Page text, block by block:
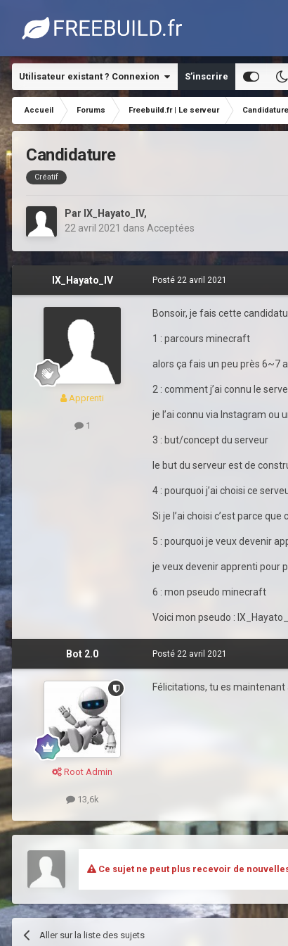
Utilisateur existant ? Connexion S’inscrire
Accueil Forums Freebuild.fr | Le serveur
Candidature
Créatif
Par IX_Hayato_IV,
22 avril 2021 dans Acceptées
IX_Hayato_IV
Apprenti
1
Posté 22 avril 2021
Bonsoir, je fais cette
1 : parcours minecraft
alors ça fais un peu près 6~7
2 : comment j’ai connu le
je l’ai connu via Instagram ou
3 : but/concept du serveur
le but du serveur est de
4 : pourquoi j’ai choisi ce
Si je l’ai choisi c’est parce
5 : pourquoi je veux devenir
je veux devenir apprenti pour
6 : mon pseudo minecraft
Voici mon pseudo :
Bot 2.0
Root Admin
13,6k
Posté 22 avril 2021
Félicitations, tu es maintenant
Ce sujet ne peut plus recevoir de
Aller sur la liste des sujets